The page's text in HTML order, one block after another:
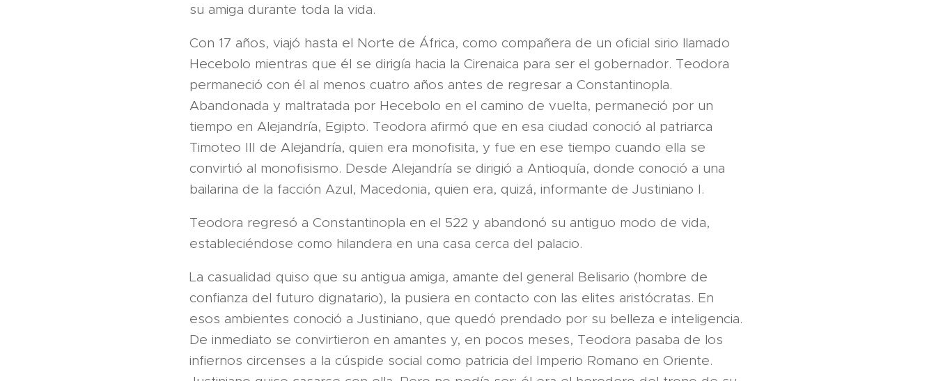
su amiga durante toda la vida.
Con 17 años, viajó hasta el Norte de África, como compañera de un oficial sirio llamado
Hecebolo mientras que él se dirigía hacia la Cirenaica para ser el gobernador. Teodora
permaneció con él al menos cuatro años antes de regresar a Constantinopla.
Abandonada y maltratada por Hecebolo en el camino de vuelta, permaneció por un
tiempo en Alejandría, Egipto. Teodora afirmó que en esa ciudad conoció al patriarca
Timoteo III de Alejandría, quien era monofisita, y fue en ese tiempo cuando ella se
convirtió al monofisismo. Desde Alejandría se dirigió a Antioquía, donde conoció a una
bailarina de la facción Azul, Macedonia, quien era, quizá, informante de Justiniano I.
Teodora regresó a Constantinopla en el 522 y abandonó su antiguo modo de vida,
estableciéndose como hilandera en una casa cerca del palacio.
La casualidad quiso que su antigua amiga, amante del general Belisario (hombre de
confianza del futuro dignatario), la pusiera en contacto con las elites aristócratas. En
esos ambientes conoció a Justiniano, que quedó prendado por su belleza e inteligencia.
De inmediato se convirtieron en amantes y, en pocos meses, Teodora pasaba de los
infiernos circenses a la cúspide social como patricia del Imperio Romano en Oriente.